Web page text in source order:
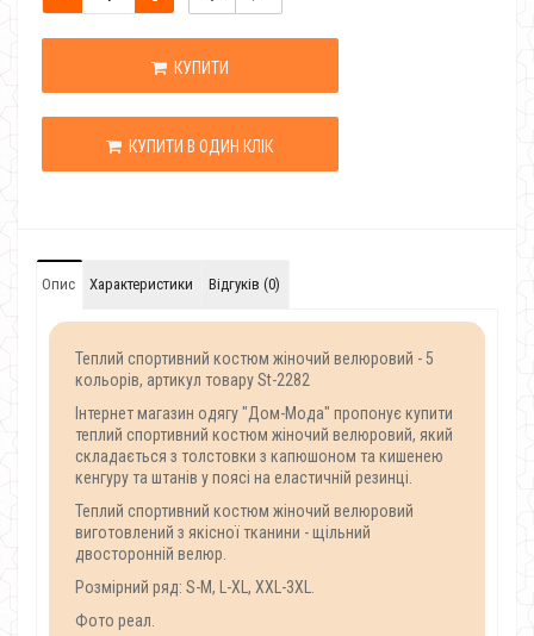
КУПИТИ
КУПИТИ В ОДИН КЛІК
Опис Характеристики Відгуків (0)
Теплий спортивний костюм жіночий велюровий - 5
кольорів, артикул товару St-2282
Інтернет магазин одягу "Дом-Мода" пропонує купити
теплий спортивний костюм жіночий велюровий, який
складається з толстовки з капюшоном та кишенею
кенгуру та штанів у поясі на еластичній резинці.
Теплий спортивний костюм жіночий велюровий
виготовлений з якісної тканини - щільний
двосторонній велюр.
Розмірний ряд: S-M, L-XL, XXL-3XL.
Фото реал.